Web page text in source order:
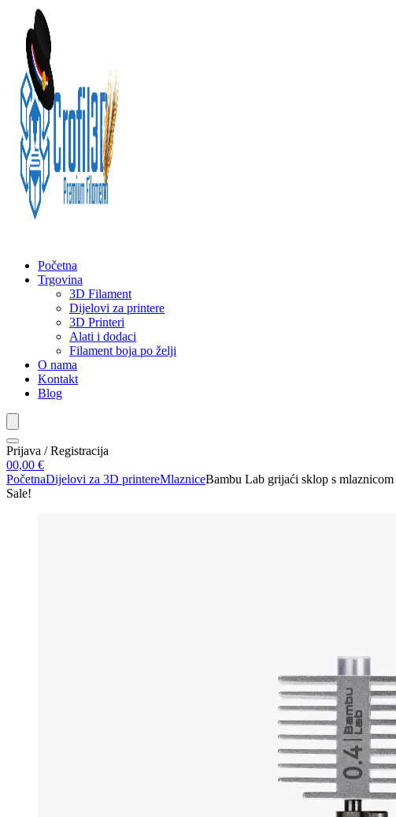
Početna
Trgovina
3D Filament
Dijelovi za printere
3D Printeri
Alati i dodaci
Filament boja po želji
O nama
Kontakt
Blog
Prijava / Registracija
00,00 €
PočetnaDijelovi za 3D printereMlazniceBambu Lab grijaći sklop s
Sale!